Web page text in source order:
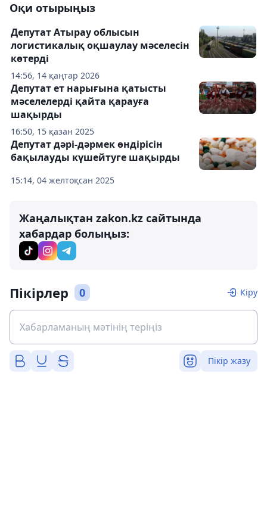
Оқи отырыңыз
14:56, 14 қаңтар 2026
Депутат Атырау облысын
логистикалық оқшаулау мәселесін
көтерді
16:50, 15 қазан 2025
Депутат ет нарығына қатысты
мәселелерді қайта қарауға
шақырды
15:14, 04 желтоқсан 2025
Депутат дәрі-дәрмек өндірісін
бақылауды күшейтуге шақырды
Жаңалықтан zakon.kz сайтында
хабардар болыңыз:
Пікірлер 0 Кіру
Пікір жазу